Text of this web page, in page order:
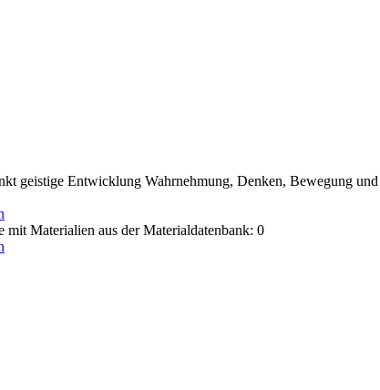
geistige Entwicklung Wahrnehmung, Denken, Bewegung
Materialien aus der Materialdatenbank: 0